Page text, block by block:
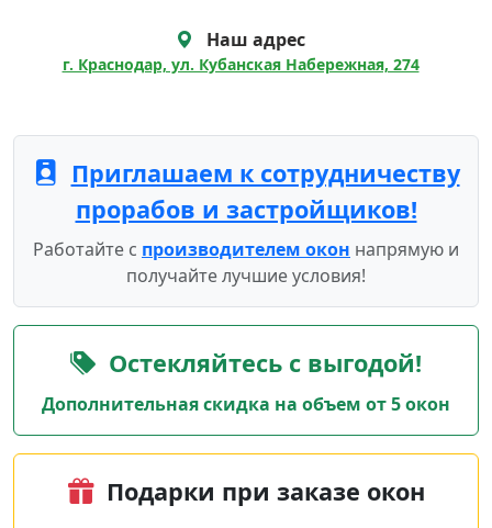
Наш адрес
г. Краснодар, ул. Кубанская Набережная, 274
Приглашаем к сотрудничеству
прорабов и застройщиков!
Работайте с производителем окон напрямую и
получайте лучшие условия!
Остекляйтесь с выгодой!
Дополнительная скидка на объем от 5 окон
Подарки при заказе окон